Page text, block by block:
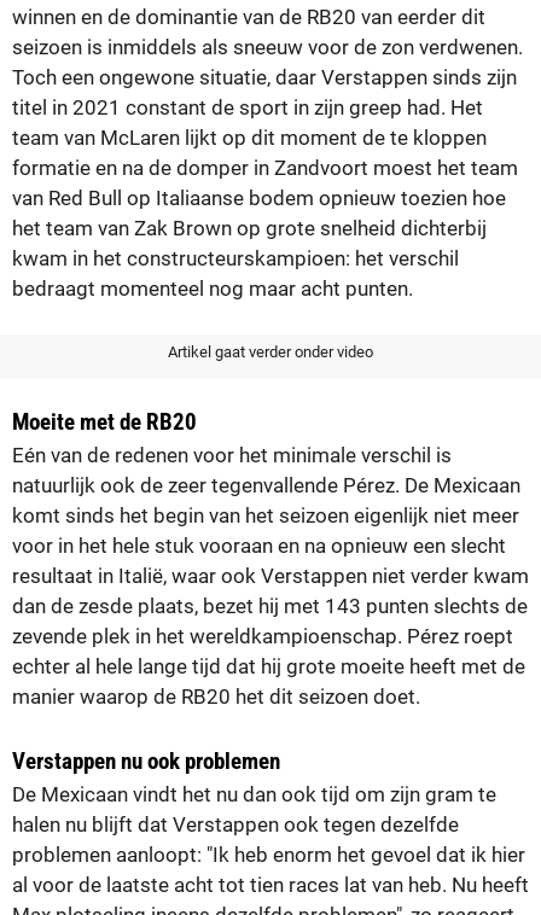
winnen en de dominantie van de RB20 van eerder dit
seizoen is inmiddels als sneeuw voor de zon verdwenen.
Toch een ongewone situatie, daar Verstappen sinds zijn
titel in 2021 constant de sport in zijn greep had. Het
team van McLaren lijkt op dit moment de te kloppen
formatie en na de domper in Zandvoort moest het team
van Red Bull op Italiaanse bodem opnieuw toezien hoe
het team van Zak Brown op grote snelheid dichterbij
kwam in het constructeurskampioen: het verschil
bedraagt momenteel nog maar acht punten.
Artikel gaat verder onder video
Moeite met de RB20
Eén van de redenen voor het minimale verschil is
natuurlijk ook de zeer tegenvallende Pérez. De Mexicaan
komt sinds het begin van het seizoen eigenlijk niet meer
voor in het hele stuk vooraan en na opnieuw een slecht
resultaat in Italië, waar ook Verstappen niet verder kwam
dan de zesde plaats, bezet hij met 143 punten slechts de
zevende plek in het wereldkampioenschap. Pérez roept
echter al hele lange tijd dat hij grote moeite heeft met de
manier waarop de RB20 het dit seizoen doet.
Verstappen nu ook problemen
De Mexicaan vindt het nu dan ook tijd om zijn gram te
halen nu blijft dat Verstappen ook tegen dezelfde
problemen aanloopt: "Ik heb enorm het gevoel dat ik hier
al voor de laatste acht tot tien races lat van heb. Nu heeft